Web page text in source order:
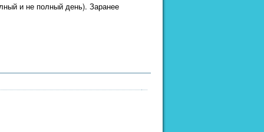
и не полный день). Заранее